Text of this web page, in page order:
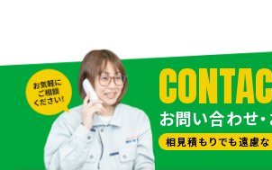
お問い合わせ
相見積もりでも遠慮な